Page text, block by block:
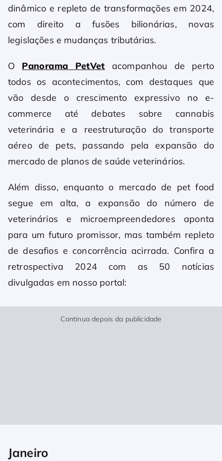
dinâmico e repleto de transformações em 2024,
com direito a fusões bilionárias, novas
legislações e mudanças tributárias.
O Panorama PetVet acompanhou de perto
todos os acontecimentos, com destaques que
vão desde o crescimento expressivo no e-
commerce até debates sobre cannabis
veterinária e a reestruturação do transporte
aéreo de pets, passando pela expansão do
mercado de planos de saúde veterinários.
Além disso, enquanto o mercado de pet food
segue em alta, a expansão do número de
veterinários e microempreendedores aponta
para um futuro promissor, mas também repleto
de desafios e concorrência acirrada. Confira a
retrospectiva 2024 com as 50 notícias
divulgadas em nosso portal:
Continua depois da publicidade
Janeiro